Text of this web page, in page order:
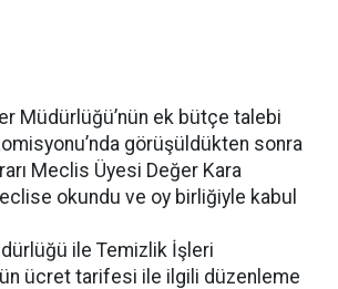
Müdürlüğü’nün ek bütçe talebi
görüşüldükten sonra
Meclis Üyesi Değer Kara
okundu ve oy birliğiyle kabul
ile Temizlik İşleri
ücret tarifesi ile ilgili düzenleme